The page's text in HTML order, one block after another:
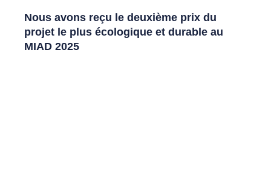
Nous avons reçu le deuxième prix du
projet le plus écologique et durable au
MIAD 2025